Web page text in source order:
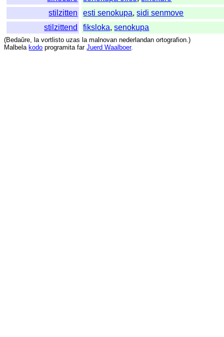
stilzitten
esti senokupa,sidi senmove
stilzittend
fiksloka,senokupa
(Bedaŭre, la vortlisto uzas la malnovan nederlandan ortografion.)
Malbela kodo programita far Juerd Waalboer.